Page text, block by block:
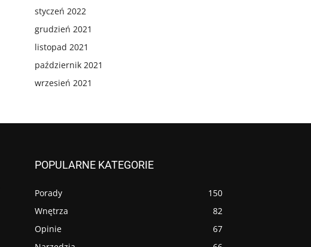
styczeń 2022
grudzień 2021
listopad 2021
październik 2021
wrzesień 2021
POPULARNE KATEGORIE
Porady
150
Wnętrza
82
Opinie
67